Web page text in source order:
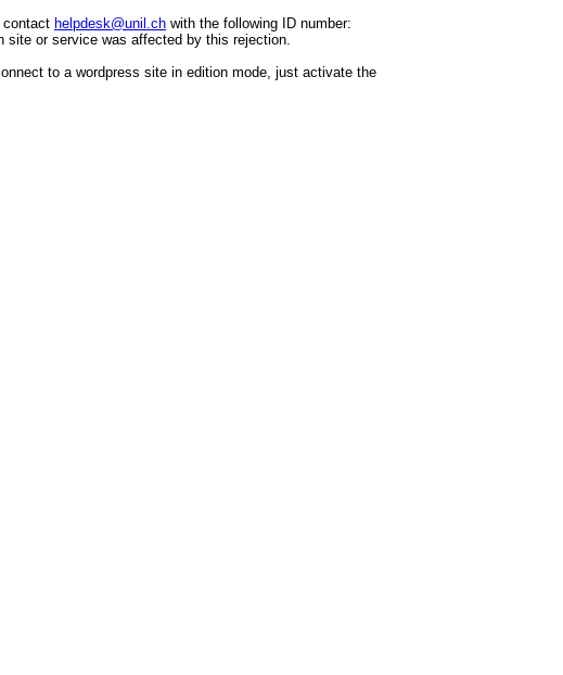
contact helpdesk@unil.ch with the following ID number:
site or service was affected by this rejection.
to a wordpress site in edition mode, just activate the